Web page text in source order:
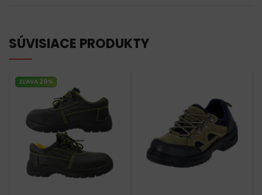
SÚVISIACE PRODUKTY
ZĽAVA 20%